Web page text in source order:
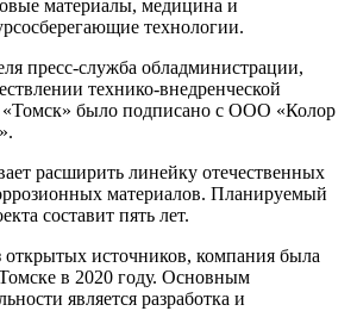
материалы, медицина и
технологии.
пресс-служба обладминистрации,
технико-внедренческой
«Томск» было подписано с ООО «Колор
расширить линейку отечественных
материалов. Планируемый
составит пять лет.
источников, компания была
в 2020 году. Основным
является разработка и